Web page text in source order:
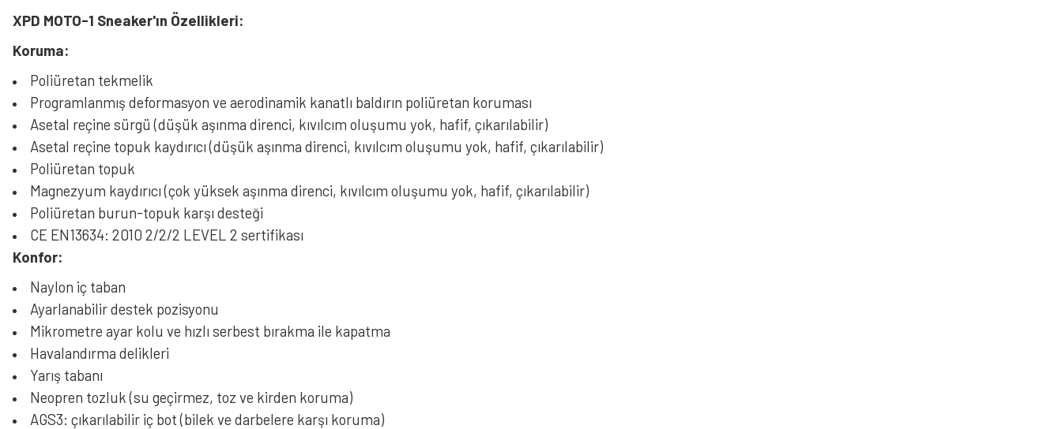
XPD MOTO-1 Sneaker'ın Özellikleri:
Koruma:
Poliüretan tekmelik
Programlanmış deformasyon ve aerodinamik kanatlı baldırın poliüretan koruması
Asetal reçine sürgü (düşük aşınma direnci, kıvılcım oluşumu yok, hafif, çıkarılabilir)
Asetal reçine topuk kaydırıcı (düşük aşınma direnci, kıvılcım oluşumu yok, hafif, çıkarılabilir)
Poliüretan topuk
Magnezyum kaydırıcı (çok yüksek aşınma direnci, kıvılcım oluşumu yok, hafif, çıkarılabilir)
Poliüretan burun-topuk karşı desteği
CE EN13634: 2010 2/2/2 LEVEL 2 sertifikası
Konfor:
Naylon iç taban
Ayarlanabilir destek pozisyonu
Mikrometre ayar kolu ve hızlı serbest bırakma ile kapatma
Havalandırma delikleri
Yarış tabanı
Neopren tozluk (su geçirmez, toz ve kirden koruma)
AGS3: çıkarılabilir iç bot (bilek ve darbelere karşı koruma)